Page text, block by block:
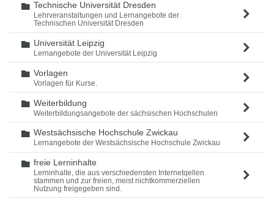
Ordner
Technische Universität Dresden
Lehrveranstaltungen und Lernangebote der
Technischen Universität Dresden
Ordner
Universität Leipzig
Lernangebote der Universität Leipzig
Ordner
Vorlagen
Vorlagen für Kurse.
Ordner
Weiterbildung
Weiterbildungsangebote der sächsischen Hochschulen
Ordner
Westsächsische Hochschule Zwickau
Lernangebote der Westsächsische Hochschule Zwickau
Ordner
freie Lerninhalte
Lerninhalte, die aus verschiedensten Internetqellen
stammen und zur freien, meist nichtkommerziellen
Nutzung freigegeben sind.